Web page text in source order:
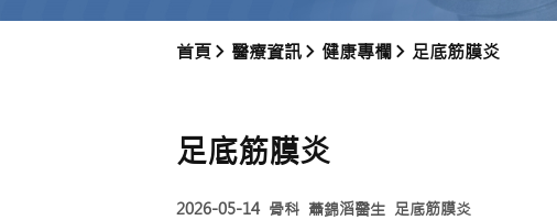
首頁 醫療資訊 健康專欄 足底筋膜炎
足底筋膜炎
2026-05-14 骨科 蕭錦滔醫生 足底筋膜炎